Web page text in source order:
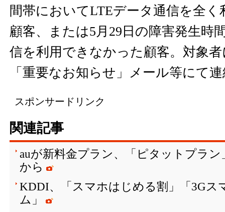
間帯においてLTEデータ通信を全
顧客、または5月29日の障害発生時
信を利用できなかった顧客。対象
「重要なお知らせ」メール等にて
スポンサードリンク
関連記事
auが新料金プラン、「ピタットプラン
から
KDDI、「スマホはじめる割」「3Gス
ム」